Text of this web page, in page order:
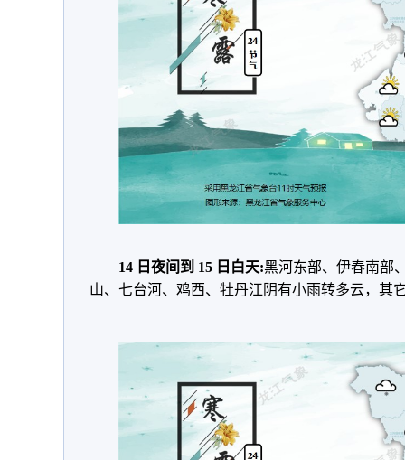
14 日夜间到 15 日白天:黑河东部、伊春南部
山、七台河、鸡西、牡丹江阴有小雨转多云，其